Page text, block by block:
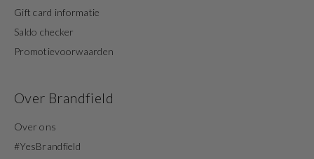
Gift card informatie
Saldo checker
Promotievoorwaarden
Over Brandfield
Over ons
#YesBrandfield